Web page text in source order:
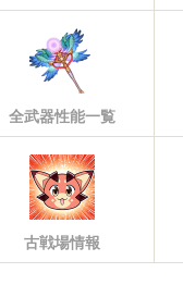
全武器性能一覧
古戦場情報